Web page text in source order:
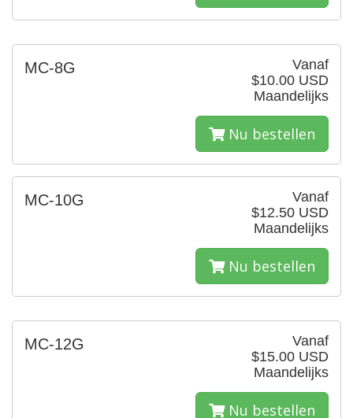
Vanaf
$10.00 USD
Maandelijks
MC-8G
Nu bestellen
Vanaf
$12.50 USD
Maandelijks
MC-10G
Nu bestellen
Vanaf
$15.00 USD
Maandelijks
MC-12G
Nu bestellen